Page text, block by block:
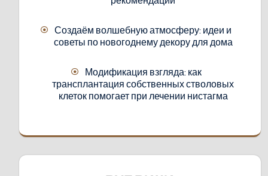
Создаём волшебную атмосферу: идеи и
советы по новогоднему декору для дома
Модификация взгляда: как
трансплантация собственных стволовых
клеток помогает при лечении нистагма